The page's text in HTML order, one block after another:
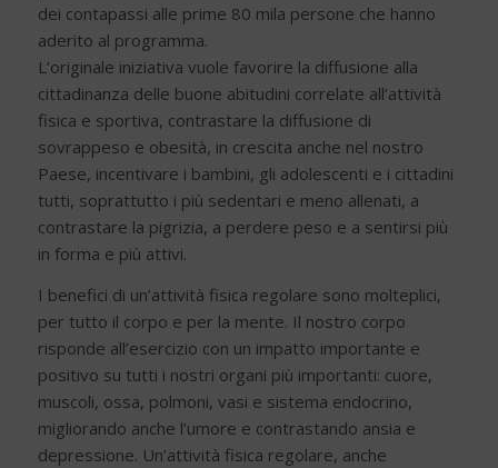
dei contapassi alle prime 80 mila persone che hanno
aderito al programma.
L’originale iniziativa vuole favorire la diffusione alla
cittadinanza delle buone abitudini correlate all’attività
fisica e sportiva, contrastare la diffusione di
sovrappeso e obesità, in crescita anche nel nostro
Paese, incentivare i bambini, gli adolescenti e i cittadini
tutti, soprattutto i più sedentari e meno allenati, a
contrastare la pigrizia, a perdere peso e a sentirsi più
in forma e più attivi.
I benefici di un’attività fisica regolare sono molteplici,
per tutto il corpo e per la mente. Il nostro corpo
risponde all’esercizio con un impatto importante e
positivo su tutti i nostri organi più importanti: cuore,
muscoli, ossa, polmoni, vasi e sistema endocrino,
migliorando anche l’umore e contrastando ansia e
depressione. Un’attività fisica regolare, anche